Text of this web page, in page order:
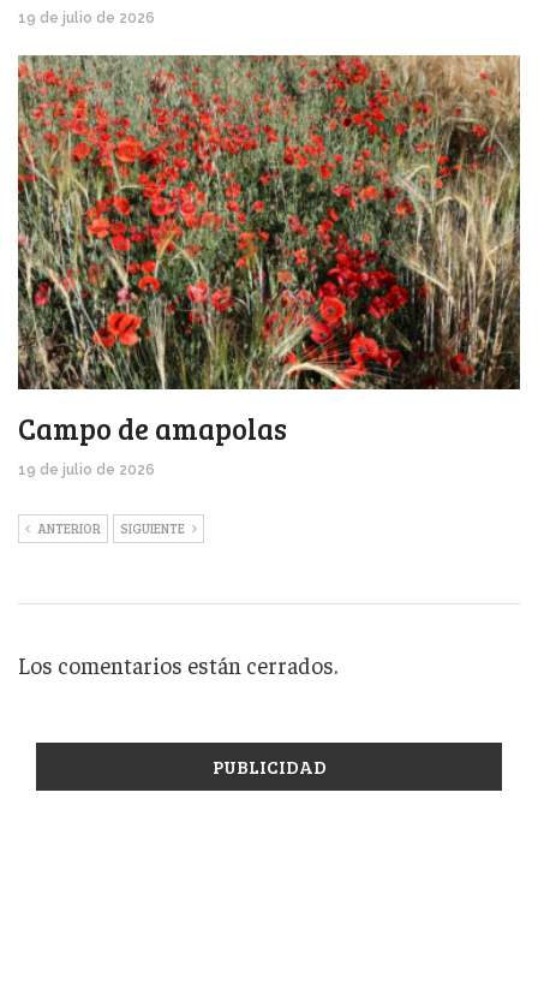
19 de julio de 2026
Campo de amapolas
19 de julio de 2026
ANTERIOR SIGUIENTE
Los comentarios están cerrados.
PUBLICIDAD